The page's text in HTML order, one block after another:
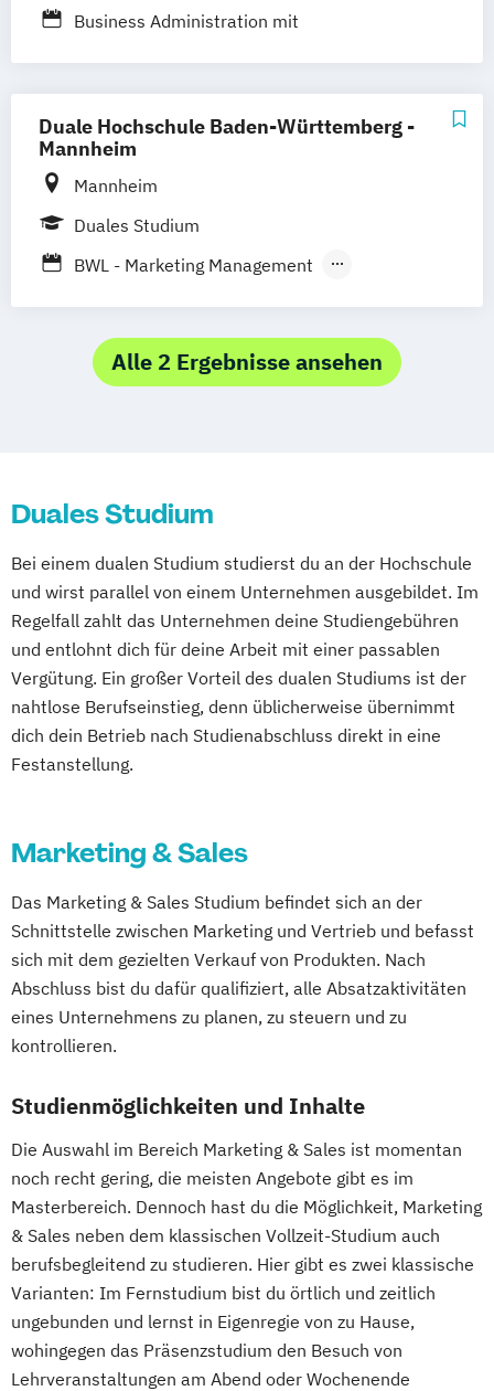
Duales Studium
Business Administration mit
Duale Hochschule Baden-Württemberg -
Mannheim
Mannheim
Duales Studium
BWL - Marketing Management
Alle 2 Ergebnisse ansehen
Duales Studium
Bei einem dualen Studium studierst du an der Hochschule
und wirst parallel von einem Unternehmen ausgebildet. Im
Regelfall zahlt das Unternehmen deine Studiengebühren
und entlohnt dich für deine Arbeit mit einer passablen
Vergütung. Ein großer Vorteil des dualen Studiums ist der
nahtlose Berufseinstieg, denn üblicherweise übernimmt
dich dein Betrieb nach Studienabschluss direkt in eine
Festanstellung.
Marketing & Sales
Das Marketing & Sales Studium befindet sich an der
Schnittstelle zwischen Marketing und Vertrieb und befasst
sich mit dem gezielten Verkauf von Produkten. Nach
Abschluss bist du dafür qualifiziert, alle Absatzaktivitäten
eines Unternehmens zu planen, zu steuern und zu
kontrollieren.
Studienmöglichkeiten und Inhalte
Die Auswahl im Bereich Marketing & Sales ist momentan
noch recht gering, die meisten Angebote gibt es im
Masterbereich. Dennoch hast du die Möglichkeit, Marketing
& Sales neben dem klassischen Vollzeit-Studium auch
berufsbegleitend zu studieren. Hier gibt es zwei klassische
Varianten: Im Fernstudium bist du örtlich und zeitlich
ungebunden und lernst in Eigenregie von zu Hause,
wohingegen das Präsenzstudium den Besuch von
Lehrveranstaltungen am Abend oder Wochenende